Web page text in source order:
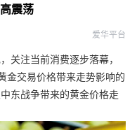
震荡
爱华平台
注当前消费逐步落幕，
金交易价格带来走势影响的
东战争带来的黄金价格走